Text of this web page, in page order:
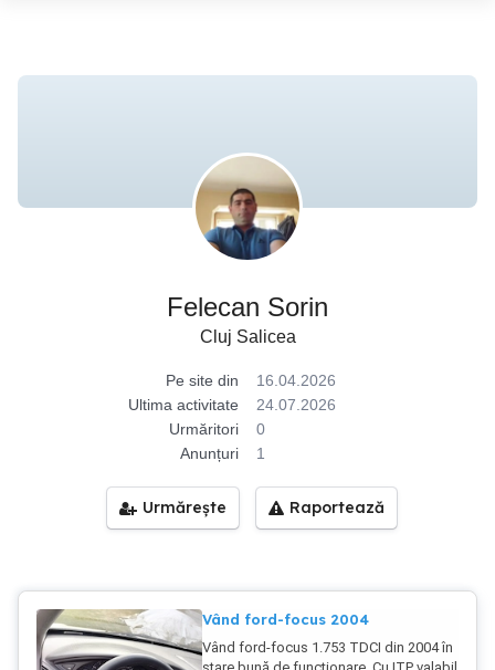
Felecan Sorin
Cluj Salicea
Pe site din
16.04.2026
Ultima activitate
24.07.2026
Urmăritori
0
Anunțuri
1
Urmărește Raportează
Vând ford-focus 2004
Vând ford-focus 1.753 TDCI din 2004 în